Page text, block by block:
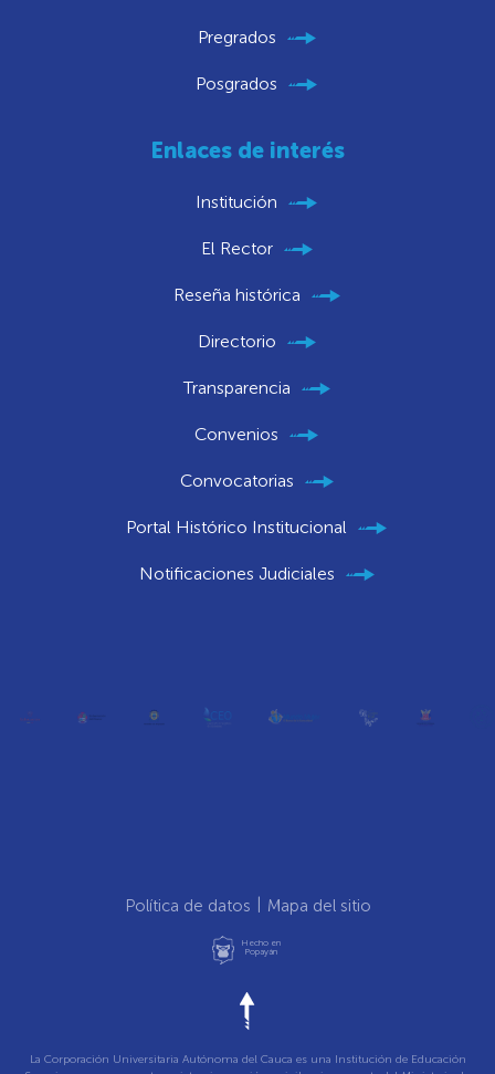
Pregrados
Posgrados
Enlaces de interés
Institución
El Rector
Reseña histórica
Directorio
Transparencia
Convenios
Convocatorias
Portal Histórico Institucional
Notificaciones Judiciales
Política de datos Mapa del sitio
Hecho en
Popayán
La Corporación Universitaria Autónoma del Cauca es una Institución de Educación